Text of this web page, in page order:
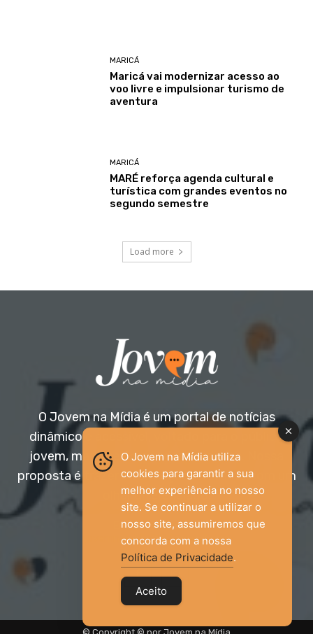
MARICÁ
Maricá vai modernizar acesso ao
voo livre e impulsionar turismo de
aventura
MARICÁ
MARÉ reforça agenda cultural e
turística com grandes eventos no
segundo semestre
Load more
O Jovem na Mídia é um portal de notícias
dinâmico e acessível, voltado para o público
jovem, mas aberto a todas as idades. Nossa
proposta é trazer informação relevante com um
olhar diferenciado.
Entre em contato:
jovemnamidia2017@gmail.com
O Jovem na Mídia utiliza
cookies para garantir a sua
melhor experiência no nosso
site. Se continuar a utilizar o
nosso site, assumiremos que
concorda com a nossa
Política de Privacidade.
Aceito